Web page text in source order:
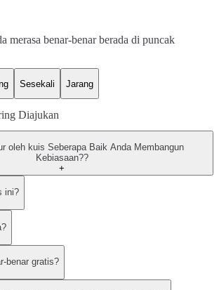
merasa benar-benar berada di puncak
Sesekali Jarang
Diajukan
oleh kuis Seberapa Baik Anda Membangun
Kebiasaan??
+
ini?
benar gratis?